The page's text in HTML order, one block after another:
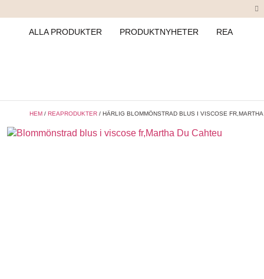
ALLA PRODUKTER PRODUKTNYHETER REA
HEM / REAPRODUKTER / HÄRLIG BLOMMÖNSTRAD BLUS I VISCOSE FR,MARTHA